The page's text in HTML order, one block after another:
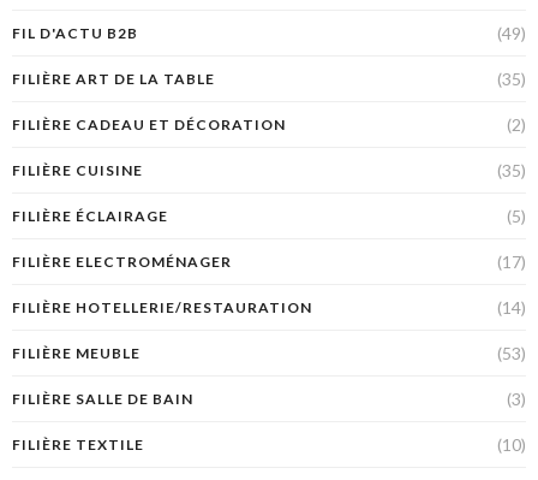
FIL D'ACTU B2B (49)
FILIÈRE ART DE LA TABLE (35)
FILIÈRE CADEAU ET DÉCORATION (2)
FILIÈRE CUISINE (35)
FILIÈRE ÉCLAIRAGE (5)
FILIÈRE ELECTROMÉNAGER (17)
FILIÈRE HOTELLERIE/RESTAURATION (14)
FILIÈRE MEUBLE (53)
FILIÈRE SALLE DE BAIN (3)
FILIÈRE TEXTILE (10)